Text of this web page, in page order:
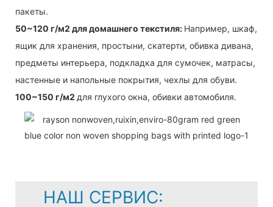
пакеты.
50~120 г/м2 для домашнего текстиля: Например, шкаф,
ящик для хранения, простыни, скатерти, обивка дивана,
предметы интерьера, подкладка для сумочек, матрасы,
настенные и напольные покрытия, чехлы для обуви.
100~150 г/м2 для глухого окна, обивки автомобиля.
НАШ СЕРВИС: